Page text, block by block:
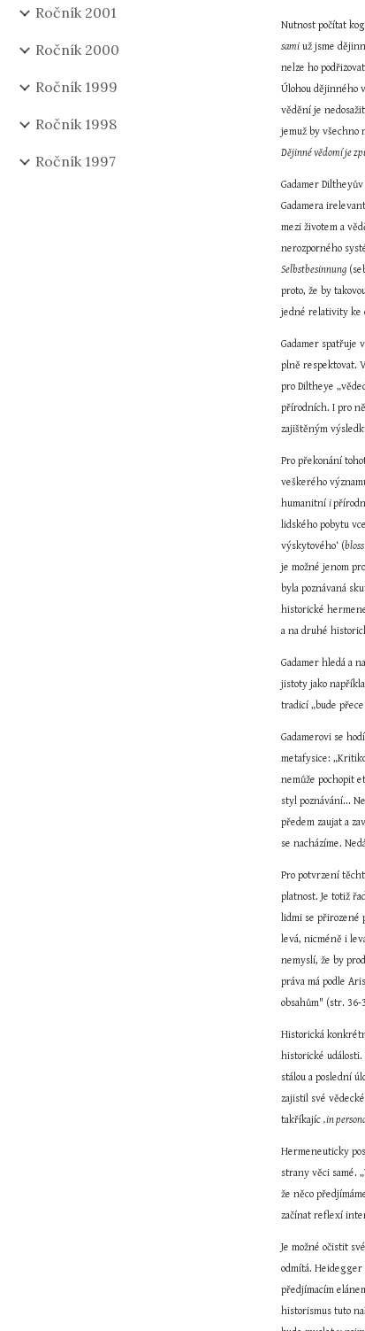
Ročník 2001
Ročník 2000
Ročník 1999
Ročník 1998
Ročník 1997
sami už jsme
nelze ho
Úlohou dějinného
vědění je
Dějinné vědomí je
Gadamer
Gadamera
mezi životem a
Selbstbesinnung
proto, že by
jedné relativity ke
Gadamer spatřuje
plně respektovat.
pro Diltheye
přírodních. I pro
zajištěným
Pro překonání
veškerého
humanitní i
lidského pobytu
výskytového‘ (
je možné jenom
byla poznávaná
historické
a na druhé
Gadamer hledá a
jistoty jako
tradicí „bude
Gadamerovi se
metafysice:
nemůže pochopit
styl poznávání...
předem zaujat a
se nacházíme.
Pro potvrzení
platnost. Je totiž
lidmi se přirozené
levá, nicméně i
nemyslí, že by
práva má podle
obsahům" (str.
Historická
historické
stálou a poslední
zajistil své
takříkajíc ‚in
Hermeneuticky
strany věci samé.
že něco
začínat reflexí
Je možné očistit
odmítá. Heidegger
předjímacím
historismus tuto